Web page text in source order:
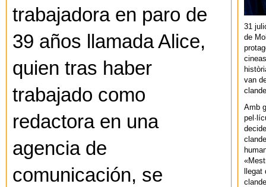
trabajadora en paro de
39 años llamada Alice,
quien tras haber
trabajado como
redactora en una
agencia de
comunicación, se
31
de
van
Amb